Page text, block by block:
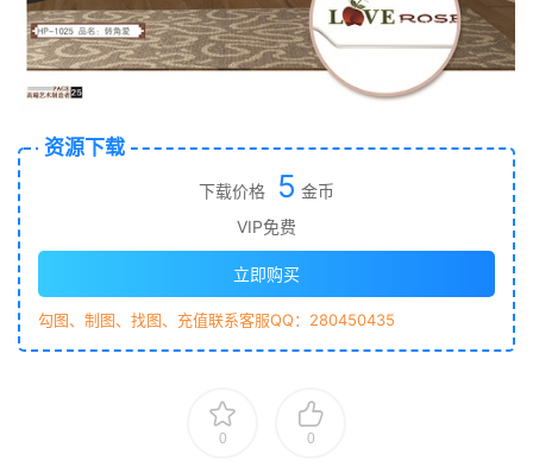
资源下载
下载价格 5 金币
VIP免费
立即购买
勾图、制图、找图、充值联系客服QQ：280450435
0 0